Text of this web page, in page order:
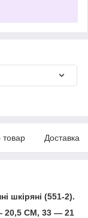
товар Доставка
шкіряні (551-2).
20,5 СМ, 33 — 21